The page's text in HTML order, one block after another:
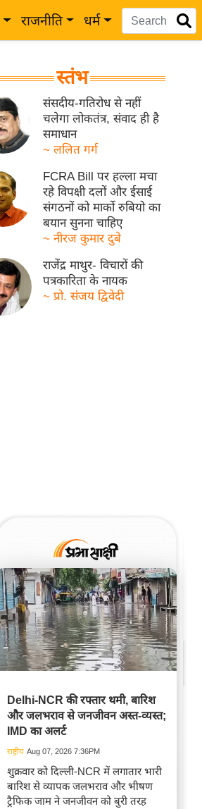
राजनीति धर्म
स्तंभ
संसदीय-गतिरोध से नहीं
चलेगा लोकतंत्र, संवाद ही है
समाधान
~ ललित गर्ग
FCRA Bill पर हल्ला मचा
रहे विपक्षी दलों और ईसाई
संगठनों को मार्को रुबियो का
बयान सुनना चाहिए
~ नीरज कुमार दुबे
राजेंद्र माथुर- विचारों की
पत्रकारिता के नायक
~ प्रो. संजय द्विवेदी
Delhi-NCR की रफ्तार थमी, बारिश
और जलभराव से जनजीवन अस्त-व्यस्त;
IMD का अलर्ट
राष्ट्रीय Aug 07, 2026 7:36PM
शुक्रवार को दिल्ली-NCR में लगातार भारी
बारिश से व्यापक जलभराव और भीषण
ट्रैफिक जाम ने जनजीवन को बुरी तरह